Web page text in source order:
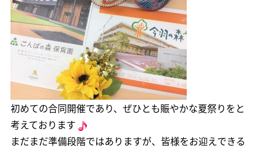
初めての合同開催であり、ぜひとも賑やかな夏祭りをと
考えております
まだまだ準備段階ではありますが、皆様をお迎えできる